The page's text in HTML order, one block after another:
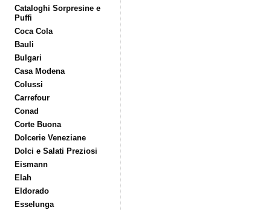
Cataloghi Sorpresine e
Puffi
Coca Cola
Bauli
Bulgari
Casa Modena
Colussi
Carrefour
Conad
Corte Buona
Dolcerie Veneziane
Dolci e Salati Preziosi
Eismann
Elah
Eldorado
Esselunga